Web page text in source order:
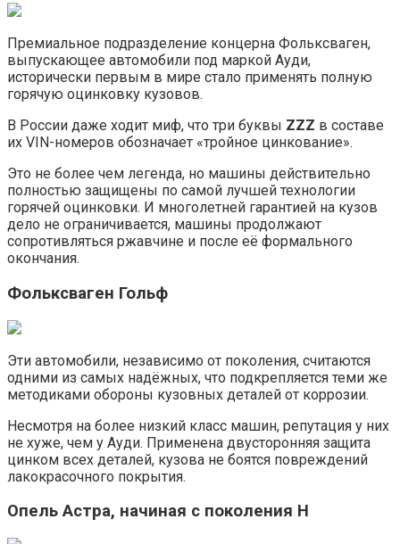
Премиальное подразделение концерна Фольксваген,
выпускающее автомобили под маркой Ауди,
исторически первым в мире стало применять полную
горячую оцинковку кузовов.
В России даже ходит миф, что три буквы ZZZ в составе
их VIN-номеров обозначает «тройное цинкование».
Это не более чем легенда, но машины действительно
полностью защищены по самой лучшей технологии
горячей оцинковки. И многолетней гарантией на кузов
дело не ограничивается, машины продолжают
сопротивляться ржавчине и после её формального
окончания.
Фольксваген Гольф
Эти автомобили, независимо от поколения, считаются
одними из самых надёжных, что подкрепляется теми же
методиками обороны кузовных деталей от коррозии.
Несмотря на более низкий класс машин, репутация у них
не хуже, чем у Ауди. Применена двусторонняя защита
цинком всех деталей, кузова не боятся повреждений
лакокрасочного покрытия.
Опель Астра, начиная с поколения H